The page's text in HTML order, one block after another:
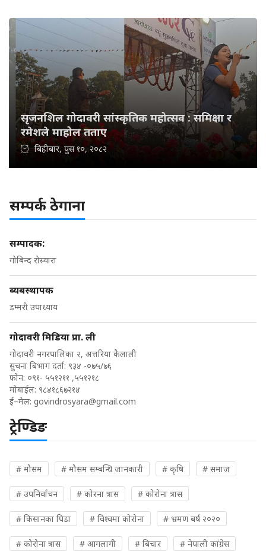
सृजनशिल गोदावरी सांस्कृतिक महोत्सव : समिक्षा र
रमेशले माहोल तताए
बिहीबार, पुस १०, २०८२
सम्पर्क ठेगाना
सम्पादक:
गोबिन्द रोस्यारा
ब्यबस्थापक
डम्मरी उपाध्याय
गोदावरी मिडिया प्रा. ली
गोदावरी नगरपालिका २, अत्तरिया कैलाली
सुचना बिभाग दर्ता: ९३४ -०७५/७६
फोन: ०९१- ५५१२११ ,५५१२१८
मोबाईल: ९८४१८६७२१४
ई–मेल: govindrosyara@gmail.com
ट्रेण्डिङ
# मौसम # मौसम सम्बन्धि जानकारी # कृषि # समाज
# उपनिर्वाचन # कोरना त्रास # कोरोना त्रास
# किसानका पिडा # विश्वमा कोरोना # भ्रमण बर्ष २०२०
# कोरोना त्रास # आगलागी # बिचार # नेपाली कांग्रेस